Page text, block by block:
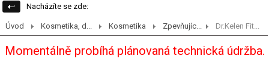
Nacházíte se zde:
Úvod Kosmetika, d... Kosmetika Zpevňujíc... Dr.Kelen Fit...
Momentálně probíhá plánovaná technická údržba.